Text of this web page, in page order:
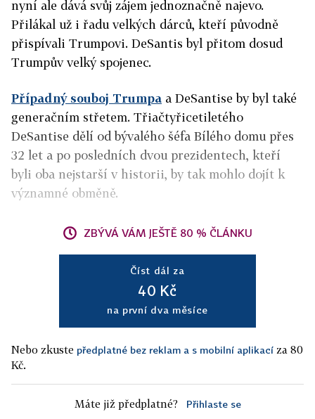
nyní ale dává svůj zájem jednoznačně najevo.
Přilákal už i řadu velkých dárců, kteří původně
přispívali Trumpovi. DeSantis byl přitom dosud
Trumpův velký spojenec.
Případný souboj Trumpa a DeSantise by byl také
generačním střetem. Třiačtyřicetiletého
DeSantise dělí od bývalého šéfa Bílého domu přes
32 let a po posledních dvou prezidentech, kteří
byli oba nejstarší v historii, by tak mohlo dojít k
významné obměně.
ZBÝVÁ VÁM JEŠTĚ 80 % ČLÁNKU
Číst dál za
40 Kč
na první dva měsíce
Nebo zkuste předplatné bez reklam a s mobilní aplikací za 80
Kč.
Máte již předplatné? Přihlaste se